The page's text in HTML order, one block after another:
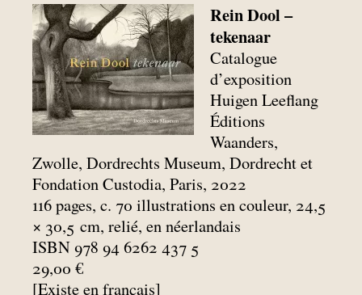
Rein Dool –
tekenaar
Catalogue
d’exposition
Huigen Leeflang
Éditions
Waanders,
Zwolle, Dordrechts Museum, Dordrecht et
Fondation Custodia, Paris, 2022
116 pages, c. 70 illustrations en couleur, 24,5
× 30,5 cm, relié, en néerlandais
ISBN 978 94 6262 437 5
29,00 €
[Existe en français]